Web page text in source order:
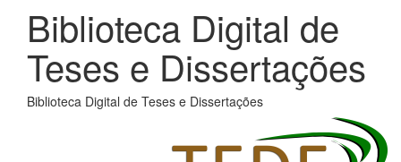
Biblioteca Digital de
Teses e Dissertações
Biblioteca Digital de Teses e Dissertações